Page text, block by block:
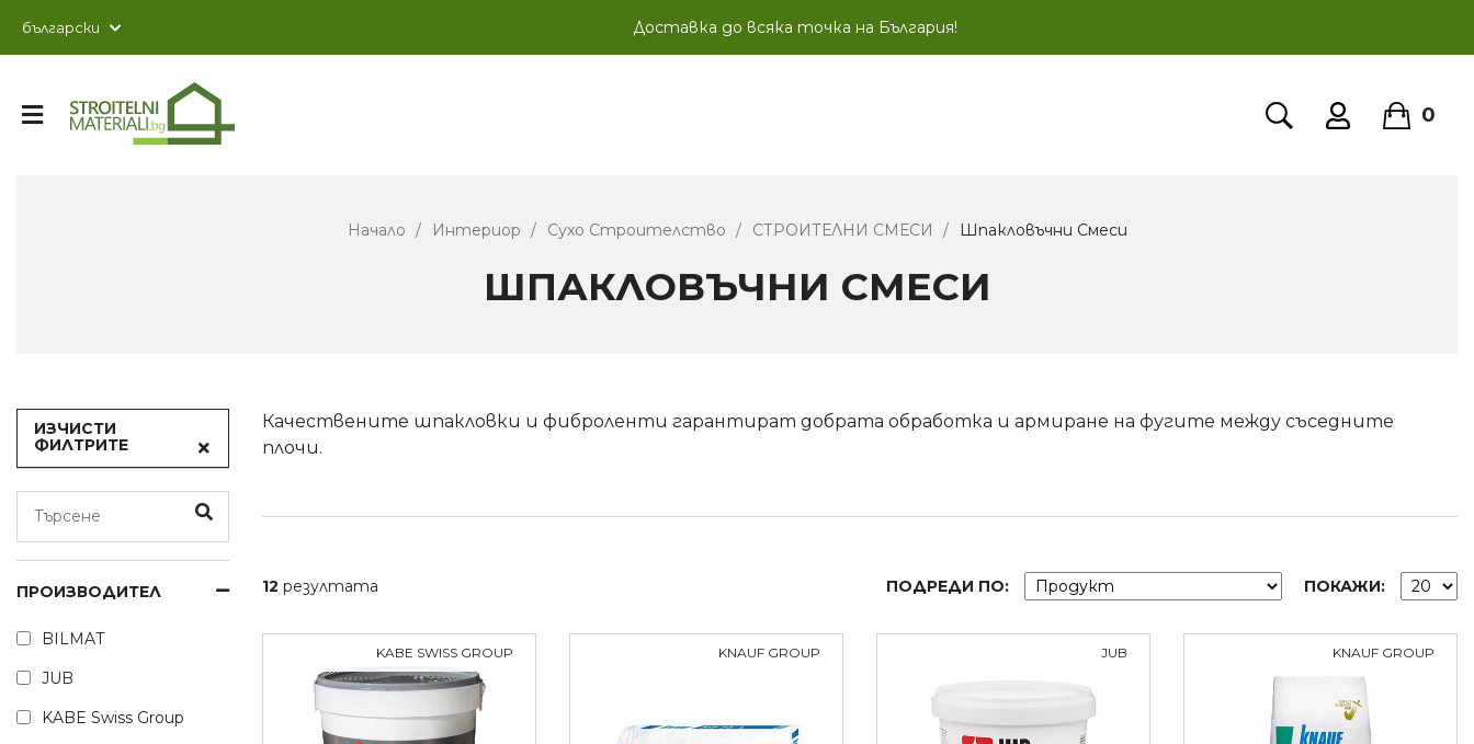
Доставка до всяка точка на България!
0
Начало Интериор Сухо Строителство СТРОИТЕЛНИ СМЕСИ Шпакловъчни Смеси
ШПАКЛОВЪЧНИ СМЕСИ
ИЗЧИСТИ
ФИЛТРИТЕ
ПРОИЗВОДИТЕЛ
BILMAT
JUB
KABE Swiss Group
Качествените шпакловки и фиброленти гарантират добрата обработка и армиране на фугите между съседните
плочи.
12 резултата ПОДРЕДИ ПО: ПОКАЖИ:
KABE SWISS GROUP KNAUF GROUP JUB KNAUF GROUP